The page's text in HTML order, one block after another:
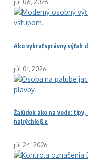
júl 06, 2026
Ako vybrať správny výťah
júl 01, 2026
Žalúdok ako na vode:
najrýchlejšie
júl 24, 2026